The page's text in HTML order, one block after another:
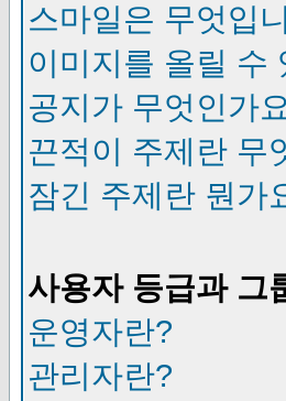
스마일은 무엇입
이미지를 올릴 수
공지가 무엇인가
끈적이 주제란 무
잠긴 주제란 뭔가
사용자 등급과 그
운영자란?
관리자란?